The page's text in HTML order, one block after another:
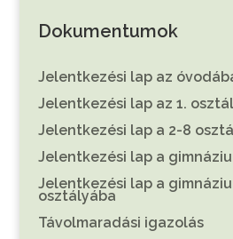
Dokumentumok
Jelentkezési lap az
Jelentkezési lap az 1.
Jelentkezési lap a 2-8
Jelentkezési lap a
Jelentkezési lap a
osztályába
Távolmaradási igazolás